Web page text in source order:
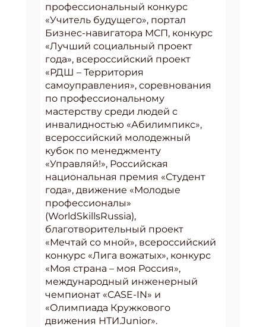
профессиональный конкурс
«Учитель будущего», портал
Бизнес-навигатора МСП, конкурс
«Лучший социальный проект
года», всероссийский проект
«РДШ – Территория
самоуправления», соревнования
по профессиональному
мастерству среди людей с
инвалидностью «Абилимпикс»,
всероссийский молодежный
кубок по менеджменту
«Управляй!», Российская
национальная премия «Студент
года», движение «Молодые
профессионалы»
(WorldSkillsRussia),
благотворительный проект
«Мечтай со мной», всероссийский
конкурс «Лига вожатых», конкурс
«Моя страна – моя Россия»,
международный инженерный
чемпионат «CASE-IN» и
«Олимпиада Кружкового
движения НТИ.Junior».